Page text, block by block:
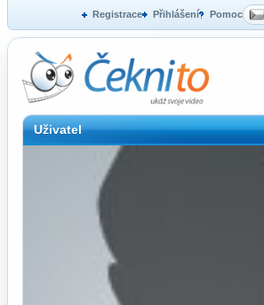
Registrace Přihlášení Pomoc
Uživatel